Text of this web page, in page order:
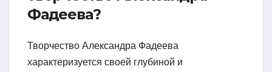
Фадеева?
Творчество Александра Фадеева
характеризуется своей глубиной и